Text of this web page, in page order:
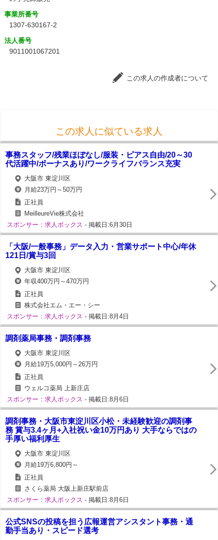
事業所番号
1307-630167-2
法人番号
9011001067201
この求人の作成者について
この求人に似ている求人
事務スタッフ/残業ほぼなし/服装・ピアス自由/20～30
代活躍中/ボーナスあり/ワークライフバランス充実
大阪市 東淀川区
月給23万円～50万円
正社員
MeilleureVie株式会社
スポンサー：求人ボックス - 掲載日:6月30日
「大阪/一般事務」データ入力・営業サポート中心/年休
121日/賞与3回
大阪市 東淀川区
年収400万円～470万円
正社員
株式会社エム・エー・シー
スポンサー：求人ボックス - 掲載日:8月4日
調剤薬局事務・調剤事務
大阪市 東淀川区
月給19万5,000円～26万円
正社員
ウェルコ薬局 上新庄店
スポンサー：求人ボックス - 掲載日:8月6日
調剤事務・大阪市東淀川区小松・未経験歓迎の調剤事
務 賞与3.4ヶ月+入社祝い金10万円あり 大手ならではの
手厚い福利厚生
大阪市 東淀川区
月給19万6,800円～
正社員
さくら薬局 大阪上新庄駅前店
スポンサー：求人ボックス - 掲載日:8月6日
公式SNSの投稿を担う広報運営アシスタント事務・通
勤手当あり・スピード選考